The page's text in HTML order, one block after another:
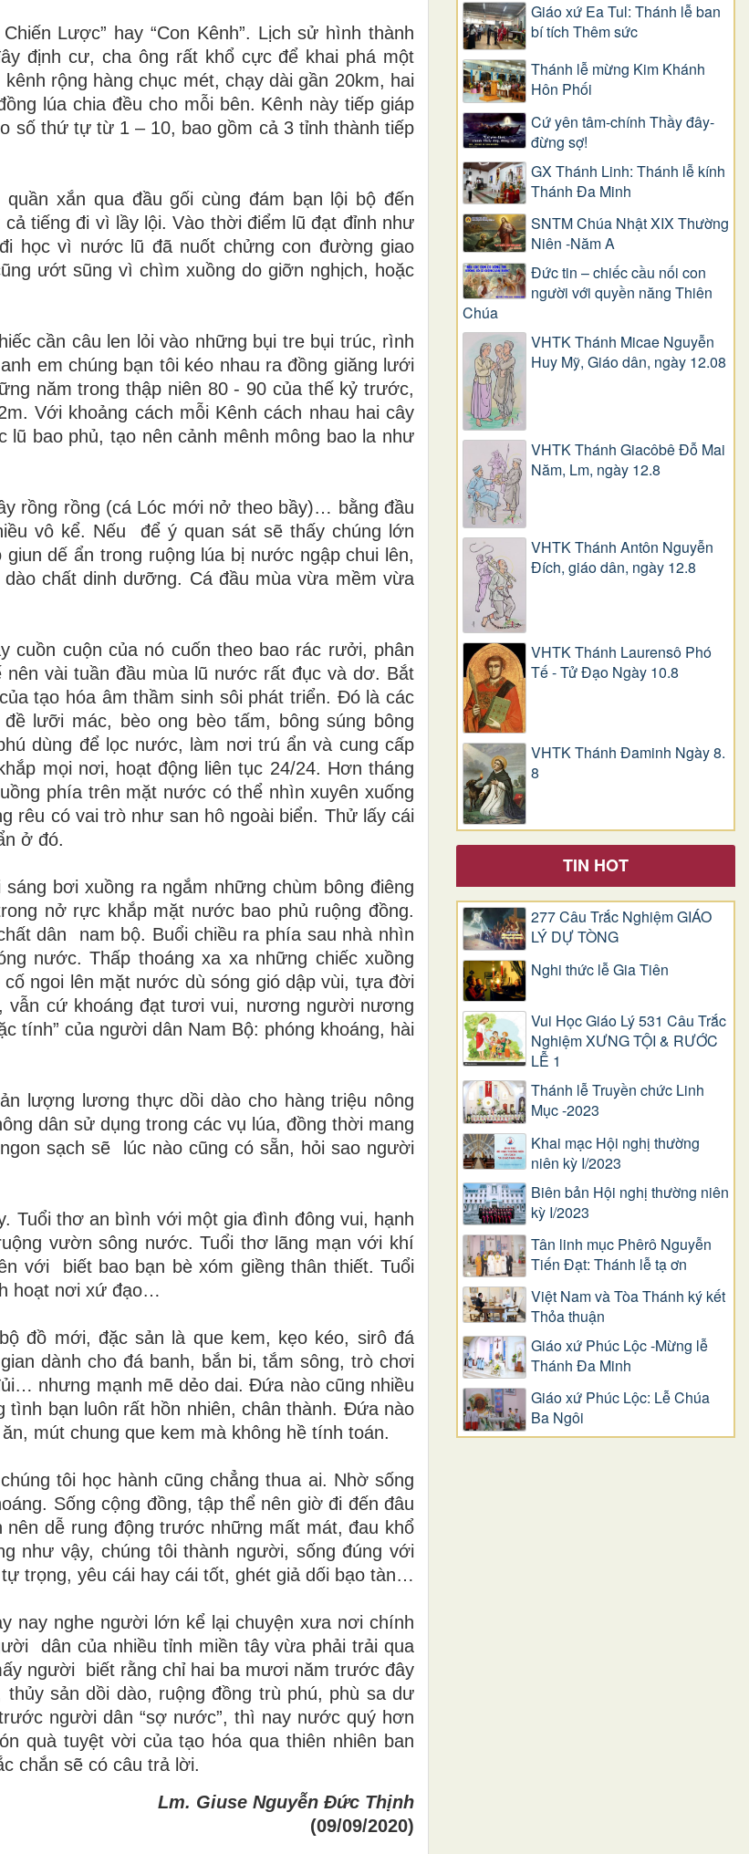
Lược” hay “Con Kênh”. Lịch sử hình thành
định cư, cha ông rất khổ cực để khai phá một
rộng hàng chục mét, chạy dài gần 20km, hai
lúa chia đều cho mỗi bên. Kênh này tiếp giáp
số thứ tự từ 1 – 10, bao gồm cả 3 tỉnh thành tiếp
quần xắn qua đầu gối cùng đám bạn lội bộ đến
tiếng đi vì lầy lội. Vào thời điểm lũ đạt đỉnh như
học vì nước lũ đã nuốt chửng con đường giao
ướt sũng vì chìm xuồng do giỡn nghịch, hoặc
cần câu len lỏi vào những bụi tre bụi trúc, rình
em chúng bạn tôi kéo nhau ra đồng giăng lưới
năm trong thập niên 80 - 90 của thế kỷ trước,
Với khoảng cách mỗi Kênh cách nhau hai cây
bao phủ, tạo nên cảnh mênh mông bao la như
rồng rồng (cá Lóc mới nở theo bầy)… bằng đầu
vô kể. Nếu
để ý quan sát sẽ thấy chúng lớn
dế ẩn trong ruộng lúa bị nước ngập chui lên,
chất dinh dưỡng. Cá đầu mùa vừa mềm vừa
cuồn cuộn của nó cuốn theo bao rác rưởi, phân
vài tuần đầu mùa lũ nước rất đục và dơ. Bắt
tạo hóa âm thầm sinh sôi phát triển. Đó là các
lưỡi mác, bèo ong bèo tấm, bông súng bông
dùng để lọc nước, làm nơi trú ẩn và cung cấp
mọi nơi, hoạt động liên tục 24/24. Hơn tháng
phía trên mặt nước có thể nhìn xuyên xuống
rêu có vai trò như san hô ngoài biển. Thử lấy cái
ở đó.
bơi xuồng ra ngắm những chùm bông điêng
nở rực khắp mặt nước bao phủ ruộng đồng.
dân
nam bộ. Buổi chiều ra phía sau nhà nhìn
nước. Thấp thoáng xa xa những chiếc xuồng
ngoi lên mặt nước dù sóng gió dập vùi, tựa đời
vẫn cứ khoáng đạt tươi vui, nương người nương
tính” của người dân Nam Bộ: phóng khoáng, hài
lượng lương thực dồi dào cho hàng triệu nông
dân sử dụng trong các vụ lúa, đồng thời mang
sạch sẽ
lúc nào cũng có sẵn, hỏi sao người
thơ an bình với một gia đình đông vui, hạnh
vườn sông nước. Tuổi thơ lãng mạn với khí
với
biết bao bạn bè xóm giềng thân thiết. Tuổi
hoạt nơi xứ đạo…
đồ mới, đặc sản là que kem, kẹo kéo, sirô đá
gian dành cho đá banh, bắn bi, tắm sông, trò chơi
nhưng mạnh mẽ dẻo dai. Đứa nào cũng nhiều
tình bạn luôn rất hồn nhiên, chân thành. Đứa nào
mút chung que kem mà không hề tính toán.
chúng tôi học hành cũng chẳng thua ai. Nhờ sống
Sống cộng đồng, tập thể nên giờ đi đến đâu
dễ rung động trước những mất mát, đau khổ
như vậy, chúng tôi thành người, sống đúng với
trọng, yêu cái hay cái tốt, ghét giả dối bạo tàn…
nay nghe người lớn kể lại chuyện xưa nơi chính
dân của nhiều tỉnh miền tây vừa phải trải qua
người
biết rằng chỉ hai ba mươi năm trước đây
sản dồi dào, ruộng đồng trù phú, phù sa dư
người dân “sợ nước”, thì nay nước quý hơn
quà tuyệt vời của tạo hóa qua thiên nhiên ban
chắn sẽ có câu trả lời.
Lm. Giuse Nguyễn Đức Thịnh
(09/09/2020)
Giáo xứ Ea Tul: Thánh lễ ban
bí tích Thêm sức
Thánh lễ mừng Kim Khánh
Hôn Phối
Cứ yên tâm-chính Thầy đây-
đừng sợ!
GX Thánh Linh: Thánh lễ kính
Thánh Đa Minh
SNTM Chúa Nhật XIX Thường
Niên -Năm A
Đức tin – chiếc cầu nối con
người với quyền năng Thiên
Chúa
VHTK Thánh Micae Nguyễn
Huy Mỹ, Giáo dân, ngày 12.08
VHTK Thánh Giacôbê Ðỗ Mai
Năm, Lm, ngày 12.8
VHTK Thánh Antôn Nguyễn
Ðích, giáo dân, ngày 12.8
VHTK Thánh Laurensô Phó
Tế - Tử Đạo Ngày 10.8
VHTK Thánh Đaminh Ngày 8.
8
TIN HOT
277 Câu Trắc Nghiệm GIÁO
LÝ DỰ TÒNG
Nghi thức lễ Gia Tiên
Vui Học Giáo Lý 531 Câu Trắc
Nghiệm XƯNG TỘI & RƯỚC
LỄ 1
Thánh lễ Truyền chức Linh
Mục -2023
Khai mạc Hội nghị thường
niên kỳ I/2023
Biên bản Hội nghị thường niên
kỳ I/2023
Tân linh mục Phêrô Nguyễn
Tiến Đạt: Thánh lễ tạ ơn
Việt Nam và Tòa Thánh ký kết
Thỏa thuận
Giáo xứ Phúc Lộc -Mừng lễ
Thánh Đa Minh
Giáo xứ Phúc Lộc: Lễ Chúa
Ba Ngôi